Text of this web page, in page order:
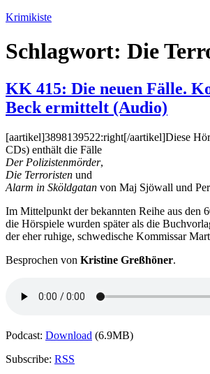
Zum
springen
Krimikiste
Schlagwort: Die
KK 415: Die neuen Fälle.
Beck ermittelt (Audio)
[aartikel]3898139522:right[/aartikel]Diese
CDs) enthält die Fälle
Der Polizistenmörder,
Die Terroristen und
Alarm in Sköldgatan von Maj Sjöwall und
Im Mittelpunkt der bekannten Reihe aus den
die Hörspiele wurden später als die
der eher ruhige, schwedische Kommissar
Besprochen von Kristine Greßhöner.
Podcast: Download (6.9MB)
Subscribe: RSS